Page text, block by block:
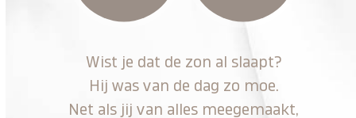
Wist je dat de zon al slaapt?
Hij was van de dag zo moe.
Net als jij van alles meegemaakt,